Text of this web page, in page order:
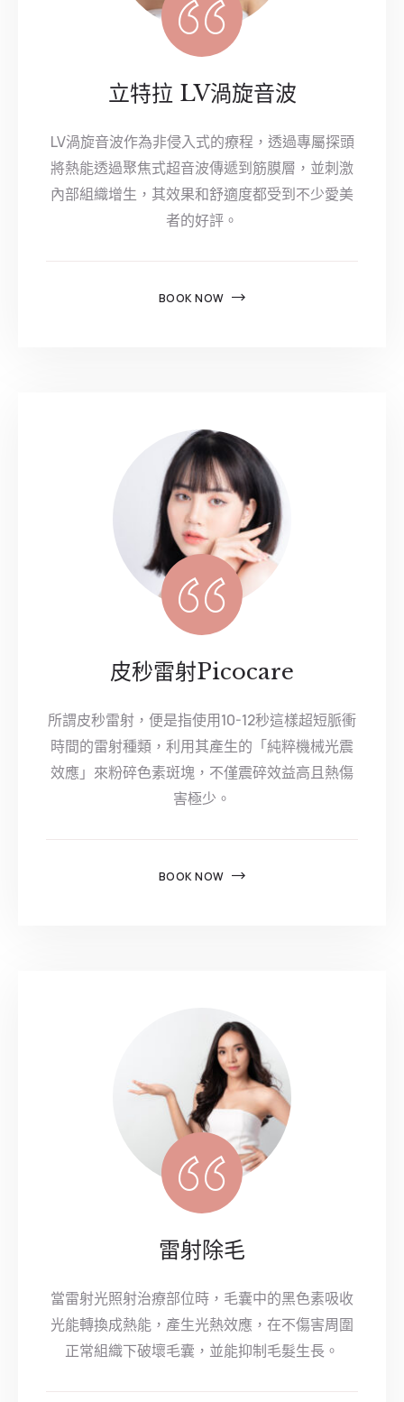
立特拉 LV渦旋音波
LV渦旋音波作為非侵入式的療程，透過專屬探頭
將熱能透過聚焦式超音波傳遞到筋膜層，並刺激
內部組織增生，其效果和舒適度都受到不少愛美
者的好評。
BOOK NOW
皮秒雷射Picocare
所謂皮秒雷射，便是指使用10-12秒這樣超短脈衝
時間的雷射種類，利用其產生的「純粹機械光震
效應」來粉碎色素斑塊，不僅震碎效益高且熱傷
害極少。
BOOK NOW
雷射除毛
當雷射光照射治療部位時，毛囊中的黑色素吸收
光能轉換成熱能，產生光熱效應，在不傷害周圍
正常組織下破壞毛囊，並能抑制毛髮生長。